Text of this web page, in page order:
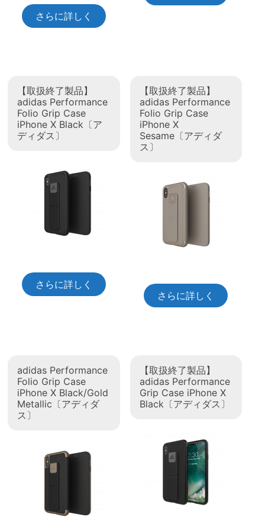
さらに詳しく
【取扱終了製品】
adidas Performance
Folio Grip Case
iPhone X Black〔ア
ディダス〕
さらに詳しく
【取扱終了製品】
adidas Performance
Folio Grip Case
iPhone X
Sesame〔アディダ
ス〕
さらに詳しく
adidas Performance
Folio Grip Case
iPhone X Black/Gold
Metallic〔アディダ
ス〕
【取扱終了製品】
adidas Performance
Grip Case iPhone X
Black〔アディダス〕